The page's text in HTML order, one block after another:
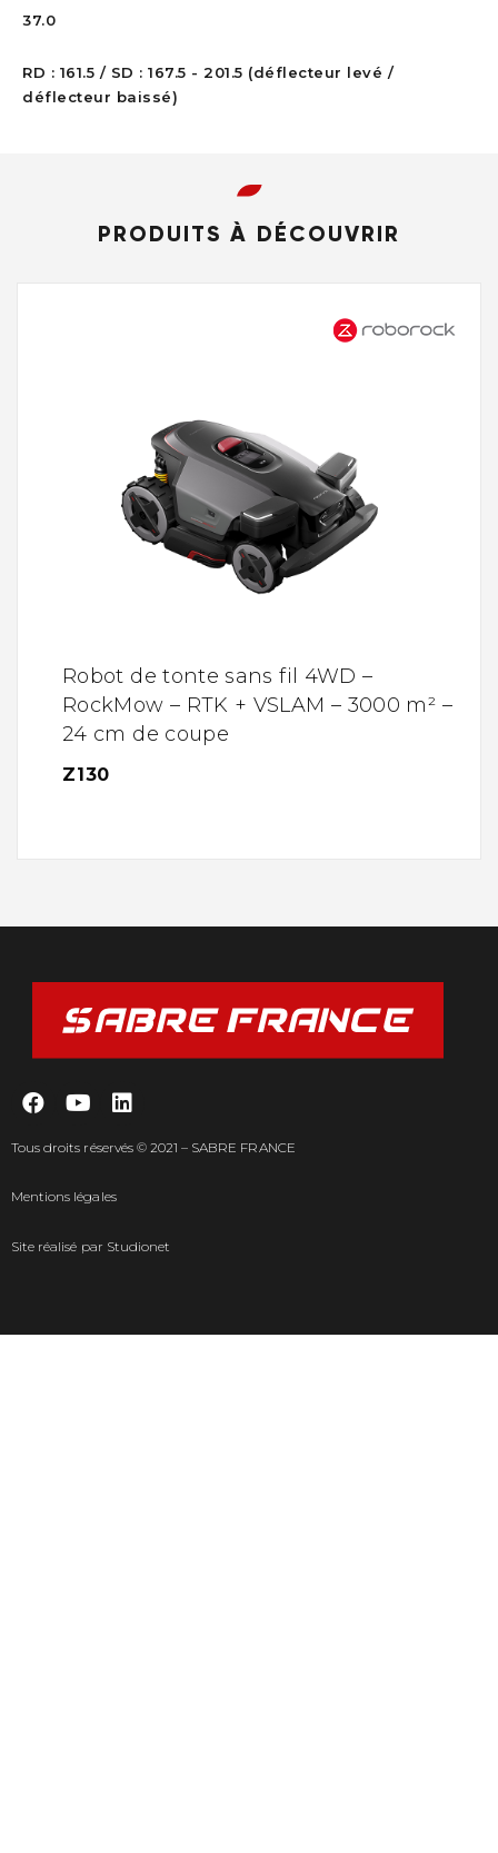
37.0
RD : 161.5 / SD : 167.5 - 201.5 (déflecteur levé /
déflecteur baissé)
PRODUITS À DÉCOUVRIR
Robot de tonte sans fil 4WD –
RockMow – RTK + VSLAM – 3000 m² –
24 cm de coupe
Z130
Tous droits réservés © 2021 – SABRE FRANCE
Mentions légales
Site réalisé par Studionet